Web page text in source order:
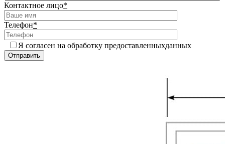
Контактное лицо*
Телефон*
Я согласен на обработку предоставленныхданных